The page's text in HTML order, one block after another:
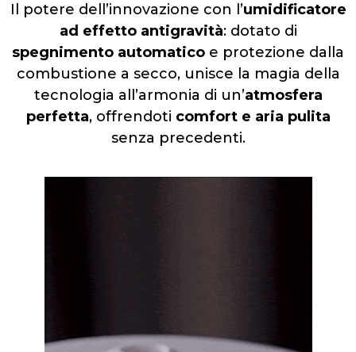
Il potere dell’innovazione con l’umidificatore
ad effetto antigravità: dotato di
spegnimento automatico e protezione dalla
combustione a secco, unisce la magia della
tecnologia all’armonia di un’atmosfera
perfetta, offrendoti comfort e aria pulita
senza precedenti.